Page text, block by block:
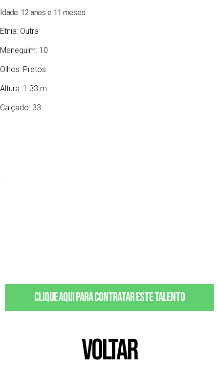
Idade: 12 anos e 11 meses
Etnia: Outra
Manequim: 10
Olhos: Pretos
Altura: 1.33 m
Calçado: 33
Clique aqui para contratar este talento
VOLTAR